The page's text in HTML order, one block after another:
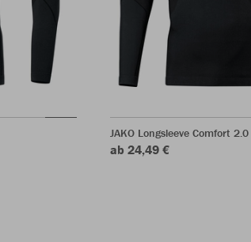
JAKO Longsleeve Comfort 2.0
ab 24,49 €